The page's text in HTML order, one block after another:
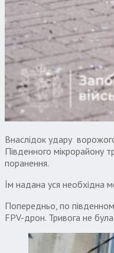
Внаслідок удару
Південного мікрорайону
поранення.
Їм надана уся необхідна
Попередньо, по
FPV-дрон. Тривога не